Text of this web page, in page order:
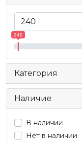
240
Наличие
В наличии
Нет в наличии
Категория